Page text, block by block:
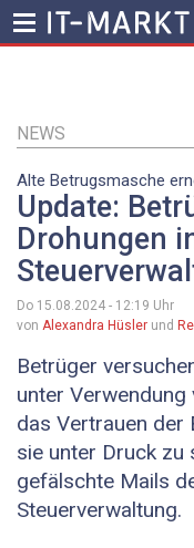
Inhalt
NEWS
Alte Betrugsmasche
Update:
Drohungen
Do 15.08.2024 - 12:19 Uhr
von Alexandra Hüsler und
Betrüger
unter Verwendung
das Vertrauen der
sie unter Druck zu
gefälschte Mails
Steuerverwaltung.